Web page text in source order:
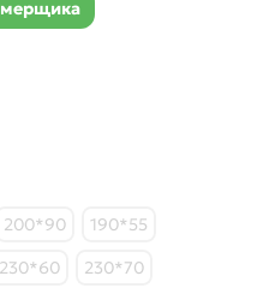
200*90
190*55
230*60
230*70